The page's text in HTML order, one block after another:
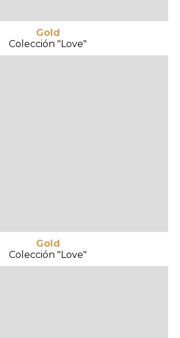
Gold
Colección "Love"
Gold
Colección "Love"